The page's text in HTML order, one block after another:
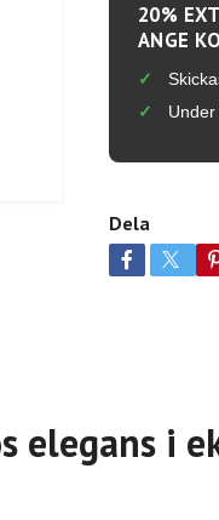
20%
ANGE
Dela
elegans i